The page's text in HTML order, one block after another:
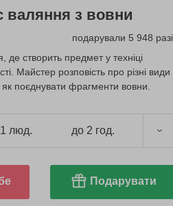
валяння з вовни
подарували 5 948
де створить предмет у техніці
Майстер розповість про різні види
як поєднувати фрагменти вовни.
1 люд. до 2 год.
Подарувати